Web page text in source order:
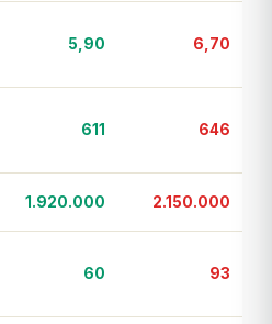
5,90 6,70
611 646
1.920.000 2.150.000
60 93